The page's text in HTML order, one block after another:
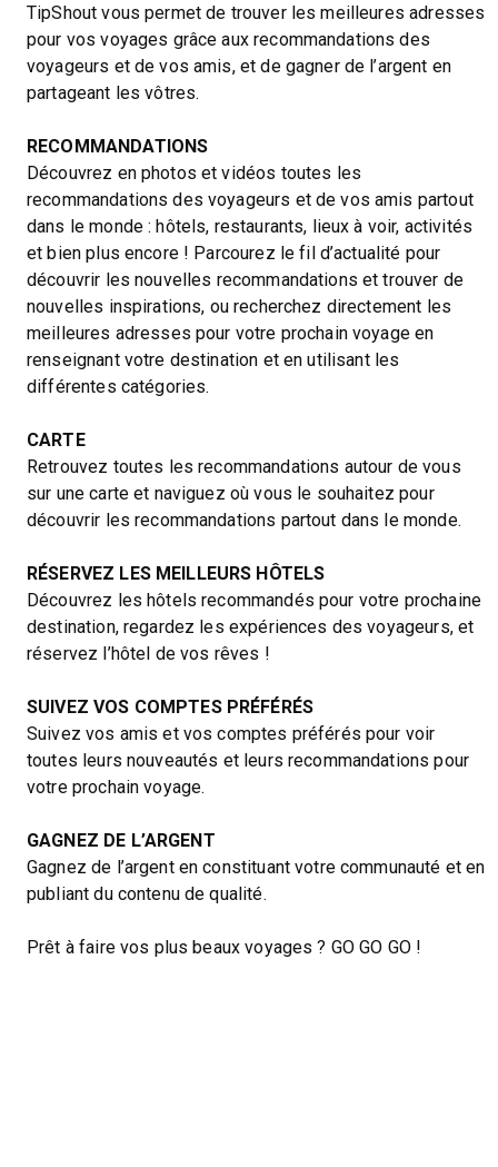
TipShout vous permet de trouver les meilleures adresses
pour vos voyages grâce aux recommandations des
voyageurs et de vos amis, et de gagner de l’argent en
partageant les vôtres.
RECOMMANDATIONS
Découvrez en photos et vidéos toutes les
recommandations des voyageurs et de vos amis partout
dans le monde : hôtels, restaurants, lieux à voir, activités
et bien plus encore ! Parcourez le fil d’actualité pour
découvrir les nouvelles recommandations et trouver de
nouvelles inspirations, ou recherchez directement les
meilleures adresses pour votre prochain voyage en
renseignant votre destination et en utilisant les
différentes catégories.
CARTE
Retrouvez toutes les recommandations autour de vous
sur une carte et naviguez où vous le souhaitez pour
découvrir les recommandations partout dans le monde.
RÉSERVEZ LES MEILLEURS HÔTELS
Découvrez les hôtels recommandés pour votre prochaine
destination, regardez les expériences des voyageurs, et
réservez l’hôtel de vos rêves !
SUIVEZ VOS COMPTES PRÉFÉRÉS
Suivez vos amis et vos comptes préférés pour voir
toutes leurs nouveautés et leurs recommandations pour
votre prochain voyage.
GAGNEZ DE L’ARGENT
Gagnez de l’argent en constituant votre communauté et en
publiant du contenu de qualité.
Prêt à faire vos plus beaux voyages ? GO GO GO !